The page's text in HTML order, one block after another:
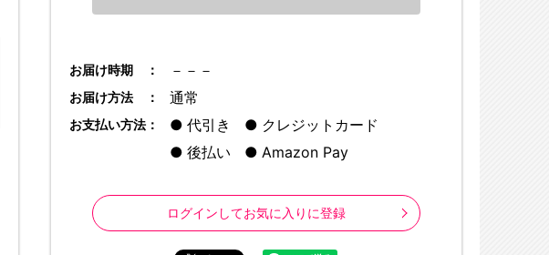
お届け時期 ： －－－
お届け方法 ： 通常
お支払い方法： 代引き
クレジットカード
後払い
Amazon Pay
ログインしてお気に入りに登録